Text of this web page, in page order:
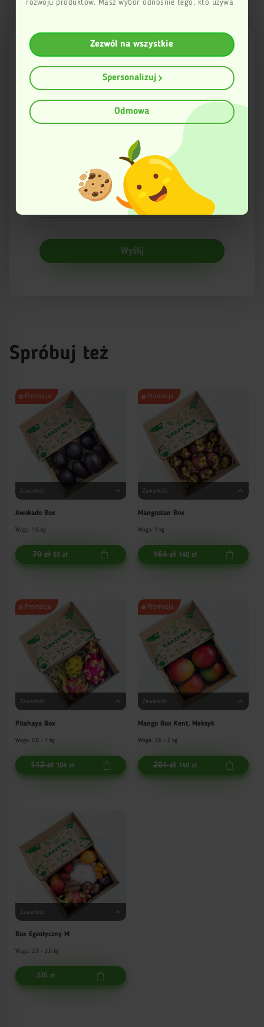
rozwoju produktów. Masz wybór odnośnie tego, kto używa
Jeśli wyrazisz na to zgodę, chcielibyśmy również:
Gromadzić dane dotyczące Twojej lokalizacji
Identyfikować Twoje urządzenie, aktywnie
analizując charakteryzującego je zbiory danych
Dowiedz się więcej odnośnie tego, jak Twoje osobiste dane
są przetwarzane oraz ustaw własne preferencje w
. W Deklaracji plików cookie możesz zmienić lub
wycofać swoją zgodę w dowolnej chwili.
Ta strona korzysta z plików cookies w celu poprawy
swojego funkcjonowania oraz w celach analitycznych.
Więcej informacji znajduje się w Polityce prywatności.
Zezwól na wszystkie
Spersonalizuj
Odmowa
Ocena
Twoja opinia
Wyślij
Spróbuj też
Promocja
Zawartość:
Awokado Box
Waga: 1,6 kg
70 zł 63 zł
Promocja
Zawartość:
Mangostan Box
Waga: 1 kg
164 zł 140 zł
Promocja
Zawartość:
Pitahaya Box
Waga: 0,8 - 1 kg
112 zł 104 zł
Promocja
Zawartość:
Mango Box Kent, Meksyk
Waga: 1,6 - 2 kg
204 zł 140 zł
Zawartość:
Box Egzotyczny M
Waga: 2,8 - 3,6 kg
220 zł